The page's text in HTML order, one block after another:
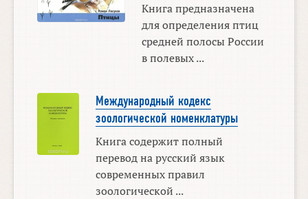
Книга предназначена
для определения птиц
средней полосы России
в полевых ...
Международный кодекс
зоологической номенклатуры
Книга содержит полный
перевод на русский язык
современных правил
зоологической ...